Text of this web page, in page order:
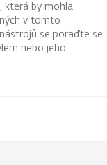
která by mohla
v tomto
se poraďte se
nebo jeho